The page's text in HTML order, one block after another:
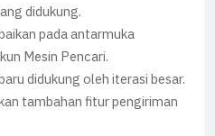
didukung.
pada antarmuka
Mesin Pencari.
didukung oleh iterasi besar.
tambahan fitur pengiriman